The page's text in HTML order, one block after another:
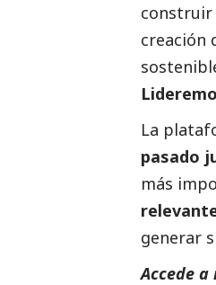
construir
creación
La
pasado
más
generar
Accede